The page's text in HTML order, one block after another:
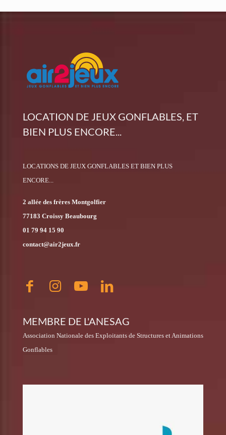
LOCATION DE JEUX GONFLABLES, ET
BIEN PLUS ENCORE...
LOCATIONS DE JEUX GONFLABLES ET BIEN PLUS
ENCORE...
2 allée des frères Montgolfier
77183 Croissy Beaubourg
01 79 94 15 90
contact@air2jeux.fr
MEMBRE DE L'ANESAG
Association Nationale des Exploitants de Structures et Animations
Gonflables